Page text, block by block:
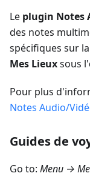
Le plugin Notes
des notes
spécifiques sur
Mes Lieuxsous l'
Pour plus
Notes Audio/
Guides de
Go to: Menu →